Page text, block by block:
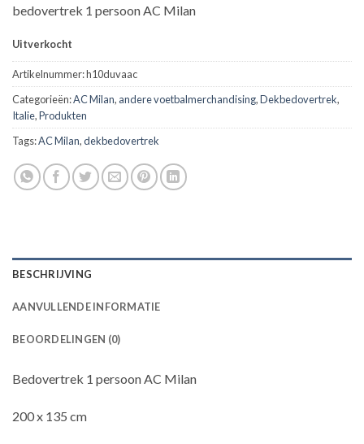
bedovertrek 1 persoon AC Milan
Uitverkocht
Artikelnummer:h10duvaac
Categorieën:AC Milan, andere voetbalmerchandising,Dekbedovertrek,
Italie,Produkten
Tags:AC Milan,dekbedovertrek
BESCHRIJVING
AANVULLENDE INFORMATIE
BEOORDELINGEN (0)
Bedovertrek 1 persoon AC Milan
200 x 135 cm